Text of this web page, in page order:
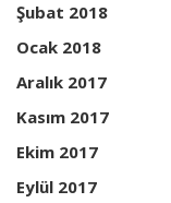
Şubat 2018
Ocak 2018
Aralık 2017
Kasım 2017
Ekim 2017
Eylül 2017